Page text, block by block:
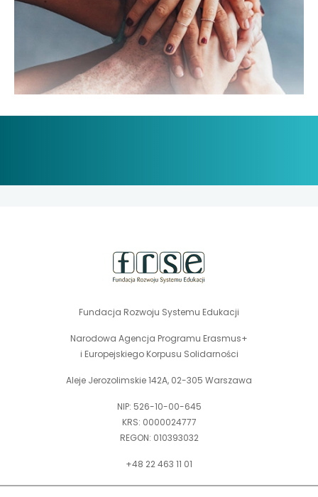
Fundacja Rozwoju Systemu Edukacji
Narodowa Agencja Programu Erasmus+
i Europejskiego Korpusu Solidarności
Aleje Jerozolimskie 142A, 02-305 Warszawa
NIP: 526-10-00-645
KRS: 0000024777
REGON: 010393032
+48 22 463 11 01
Zapraszamy do kontaktu telefonicznego w godz. 9-15.